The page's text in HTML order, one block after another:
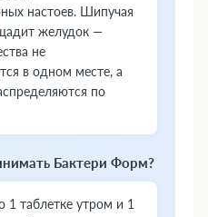
настоев. Шипучая
желудок —
не
в одном месте, а
по
Бактери Форм?
таблетке утром и 1